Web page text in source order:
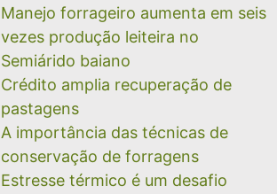
Manejo forrageiro aumenta em seis
vezes produção leiteira no
Semiárido baiano
Crédito amplia recuperação de
pastagens
A importância das técnicas de
conservação de forragens
Estresse térmico é um desafio